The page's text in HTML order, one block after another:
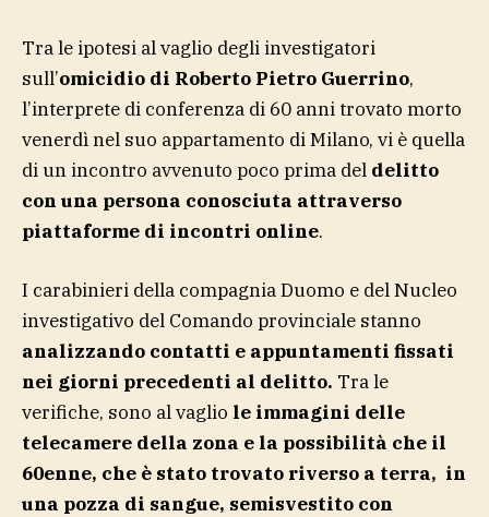
Tra le ipotesi al vaglio degli investigatori
sull’omicidio di Roberto Pietro Guerrino,
l’interprete di conferenza di 60 anni trovato morto
venerdì nel suo appartamento di Milano, vi è quella
di un incontro avvenuto poco prima del delitto
con una persona conosciuta attraverso
piattaforme di incontri online.
I carabinieri della compagnia Duomo e del Nucleo
investigativo del Comando provinciale stanno
analizzando contatti e appuntamenti fissati
nei giorni precedenti al delitto. Tra le
verifiche, sono al vaglio le immagini delle
telecamere della zona e la possibilità che il
60enne, che è stato trovato riverso a terra, in
una pozza di sangue, semisvestito con